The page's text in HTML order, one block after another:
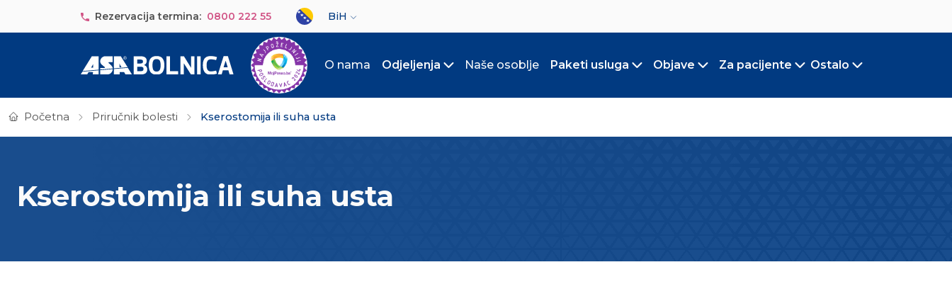
Rezervacija termina: 0800 222 55
Select your language
BiH
O nama Odjeljenja
Toggle submenu
Naše osoblje Paketi usluga
Toggle submenu
Objave
Toggle submenu
Za pacijente
Toggle submenu
Ostalo
Toggle
Početna Priručnik bolesti Kserostomija ili suha usta
Kserostomija ili suha usta